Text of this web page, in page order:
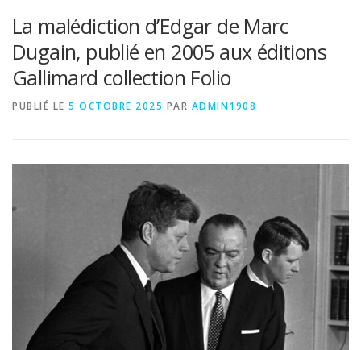
DES IMAGES DES SPECTACLES DES OPINIONS
DES BONS PLANS
La malédiction d’Edgar de Marc
Dugain, publié en 2005 aux éditions
Gallimard collection Folio
PUBLIÉ LE 5 OCTOBRE 2025 PAR ADMIN1908